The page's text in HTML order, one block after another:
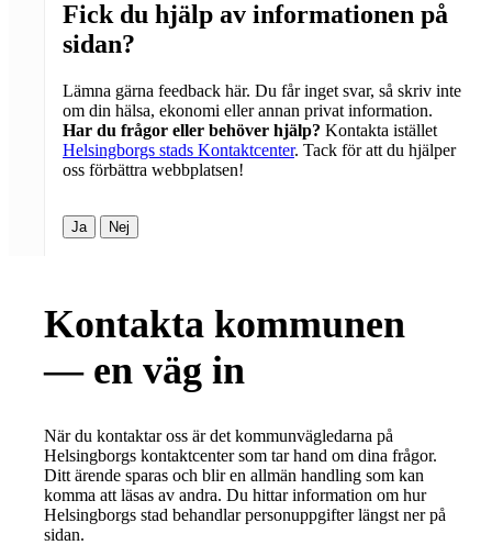
Fick du hjälp av informationen på
sidan?
Lämna gärna feedback här. Du får inget svar, så skriv inte
om din hälsa, ekonomi eller annan privat information.
Har du frågor eller behöver hjälp? Kontakta istället
Helsingborgs stads Kontaktcenter. Tack för att du hjälper
oss förbättra webbplatsen!
Ja Nej
Kontakta kommunen
— en väg in
När du kontaktar oss är det kommunvägledarna på
Helsingborgs kontaktcenter som tar hand om dina frågor.
Ditt ärende sparas och blir en allmän handling som kan
komma att läsas av andra. Du hittar information om hur
Helsingborgs stad behandlar personuppgifter längst ner på
sidan.